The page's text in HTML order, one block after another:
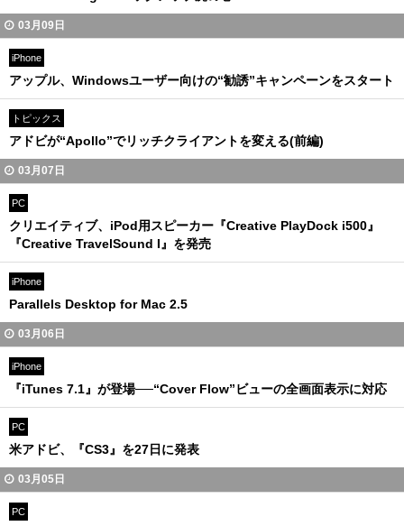
03月09日
iPhone
アップル、Windowsユーザー向けの“勧誘”キャンペーンをスタート
トピックス
アドビが“Apollo”でリッチクライアントを変える(前編)
03月07日
PC
クリエイティブ、iPod用スピーカー『Creative PlayDock i500』
『Creative TravelSound I』を発売
iPhone
Parallels Desktop for Mac 2.5
03月06日
iPhone
『iTunes 7.1』が登場──“Cover Flow”ビューの全画面表示に対応
PC
米アドビ、『CS3』を27日に発表
03月05日
PC